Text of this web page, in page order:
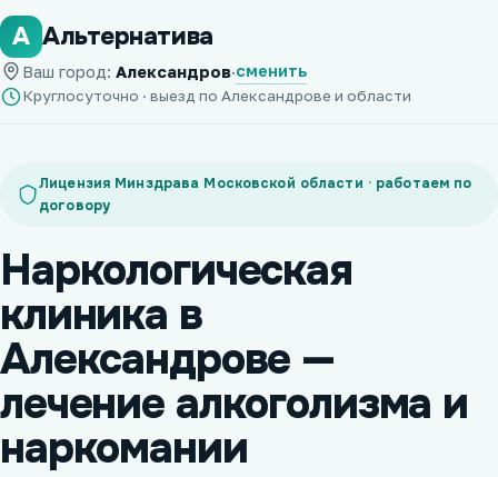
А Альтернатива
Ваш город: Александров·сменить
Круглосуточно · выезд по Александрове и области
Лицензия Минздрава Московской области · работаем по
договору
Наркологическая
клиника в
Александрове —
лечение алкоголизма и
наркомании